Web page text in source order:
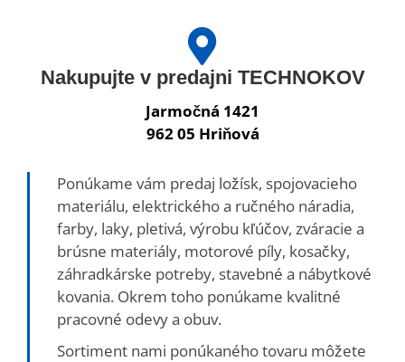
Nakupujte v predajni TECHNOKOV
Jarmočná 1421
962 05 Hriňová
Ponúkame vám predaj ložísk, spojovacieho
materiálu, elektrického a ručného náradia,
farby, laky, pletivá, výrobu kľúčov, zváracie a
brúsne materiály, motorové píly, kosačky,
záhradkárske potreby, stavebné a nábytkové
kovania. Okrem toho ponúkame kvalitné
pracovné odevy a obuv.
Sortiment nami ponúkaného tovaru môžete